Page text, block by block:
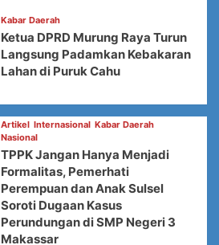
Kabar Daerah
Ketua DPRD Murung Raya Turun
Langsung Padamkan Kebakaran
Lahan di Puruk Cahu
Artikel Internasional Kabar Daerah
Nasional
TPPK Jangan Hanya Menjadi
Formalitas, Pemerhati
Perempuan dan Anak Sulsel
Soroti Dugaan Kasus
Perundungan di SMP Negeri 3
Makassar